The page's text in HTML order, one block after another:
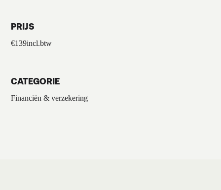
PRIJS
€139incl.btw
CATEGORIE
Financiën & verzekering